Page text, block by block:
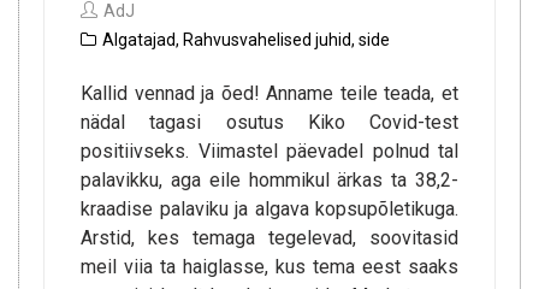
AdJ
Algatajad, Rahvusvahelised juhid, side
Kallid vennad ja õed! Anname teile teada, et
nädal tagasi osutus Kiko Covid-test
positiivseks. Viimastel päevadel polnud tal
palavikku, aga eile hommikul ärkas ta 38,2-
kraadise palaviku ja algava kopsupõletikuga.
Arstid, kes temaga tegelevad, soovitasid
meil viia ta haiglasse, kus tema eest saaks